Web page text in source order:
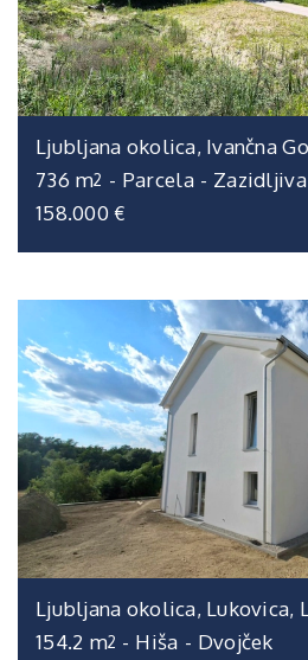
Ljubljana okolica, Ivančna
736 m2 - Parcela - Zazidljiva
158.000 €
Ljubljana okolica, Lukovica,
154.2 m2 - Hiša - Dvojček